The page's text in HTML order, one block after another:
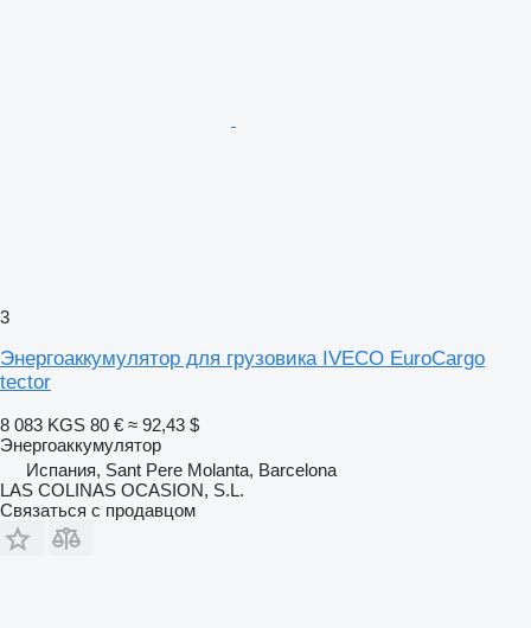
3
Энергоаккумулятор для грузовика IVECO EuroCargo
tector
8 083 KGS 80 € ≈ 92,43 $
Энергоаккумулятор
Испания, Sant Pere Molanta, Barcelona
LAS COLINAS OCASION, S.L.
Связаться с продавцом